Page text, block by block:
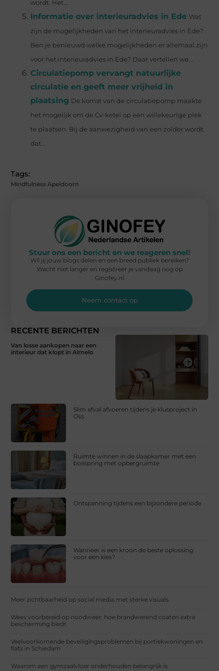
wordt. Het...
Informatie over interieuradvies in Ede Wat
zijn de mogelijkheden van het interieuradvies in Ede?
Ben je benieuwd welke mogelijkheden er allemaal zijn
voor het interieuradvies in Ede? Daar vertellen we...
Circulatiepomp vervangt natuurlijke
circulatie en geeft meer vrijheid in
plaatsing De komst van de circulatiepomp maakte
het mogelijk om de Cv-ketel op een willekeurige plek
te plaatsen. Bij de aanwezigheid van een zolder wordt
dat...
Tags:
Mindfulness Apeldoorn
RECENTE BERICHTEN
Van losse aankopen naar een
interieur dat klopt in Almelo
Slim afval afvoeren tijdens je klusproject in
Oss
Ruimte winnen in de slaapkamer met een
boxspring met opbergruimte
Ontspanning tijdens een bijzondere periode
Wanneer is een kroon de beste oplossing
voor een kies?
Meer zichtbaarheid op social media met sterke visuals
Wees voorbereid op noodweer: hoe brandwerend coaten extra
bescherming biedt
Veelvoorkomende beveiligingsproblemen bij portiekwoningen en
flats in Schiedam
Waarom een gymzaalvloer onderhouden belangrijk is
Stuur ons een bericht en we reageren snel!
Wil jij jouw blogs delen en een breed publiek bereiken?
Wacht niet langer en registreer je vandaag nog op
Ginofey.nl
Neem contact op